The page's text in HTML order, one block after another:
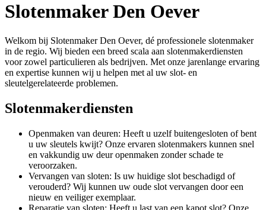
Slotenmaker Den Oever
Welkom bij Slotenmaker Den Oever, dé professionele slotenmaker
in de regio. Wij bieden een breed scala aan slotenmakerdiensten
voor zowel particulieren als bedrijven. Met onze jarenlange ervaring
en expertise kunnen wij u helpen met al uw slot- en
sleutelgerelateerde problemen.
Slotenmakerdiensten
Openmaken van deuren: Heeft u uzelf buitengesloten of bent
u uw sleutels kwijt? Onze ervaren slotenmakers kunnen snel
en vakkundig uw deur openmaken zonder schade te
veroorzaken.
Vervangen van sloten: Is uw huidige slot beschadigd of
verouderd? Wij kunnen uw oude slot vervangen door een
nieuw en veiliger exemplaar.
Reparatie van sloten: Heeft u last van een kapot slot? Onze